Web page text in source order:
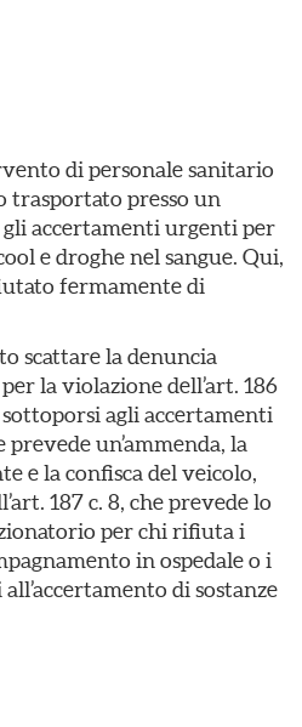
di personale sanitario
trasportato presso un
gli accertamenti urgenti per
e droghe nel sangue. Qui,
fermamente di
scattare la denuncia
la violazione dell’art. 186
agli accertamenti
prevede un’ammenda, la
e la confisca del veicolo,
187 c. 8, che prevede lo
per chi rifiuta i
in ospedale o i
di sostanze